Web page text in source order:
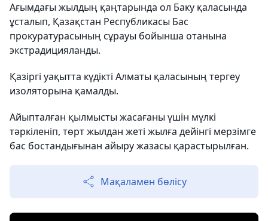
Ағымдағы жылдың қаңтарында ол Баку қаласында
ұсталып, Қазақстан Республикасы Бас
прокуратурасының сұрауы бойынша отанына
экстрадицияланды.
Қазіргі уақытта күдікті Алматы қаласының тергеу
изоляторына қамалды.
Айыпталған қылмысты жасағаны үшін мүлкі
тәркіленіп, төрт жылдан жеті жылға дейінгі мерзімге
бас бостандығынан айыру жазасы қарастырылған.
Мақаламен бөлісу